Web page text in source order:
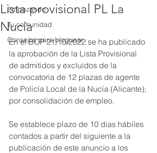
Empezando
Tu comunidad
Consejos para bloguear
Lista provisional PL La
Nucía
En el BOP 21/10/2022 se ha publicado
la aprobación de la Lista Provisional
de admitidos y excluidos de la
convocatoria de 12 plazas de agente
de Policía Local de la Nucía (Alicante);
por consolidación de empleo.
Se establece plazo de 10 días hábiles
contados a partir del siguiente a la
publicación de este anuncio a los